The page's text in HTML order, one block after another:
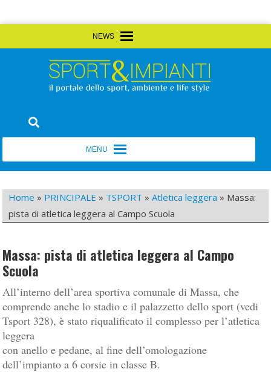
to
Sport&Impianti
Home » PRINCIPALE » TSPORT »Atletica leggera » Massa:
pista di atletica leggera al Campo Scuola
Massa: pista di atletica leggera al Campo
Scuola
All’interno dell’area sportiva comunale di Massa, che
comprende anche lo stadio e il palazzetto dello sport (vedi
Tsport 328), è stato riqualificato il complesso per l’atletica
leggera
con anello e pedane, al fine dell’omologazione
dell’impianto a 6 corsie in classe B.